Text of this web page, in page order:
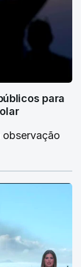
para
observação